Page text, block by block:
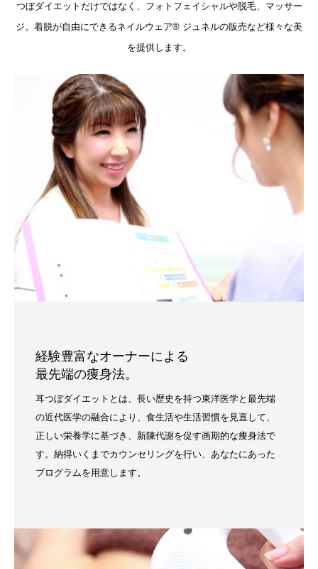
つぼダイエットだけではなく、フォトフェイシャルや脱毛、マッサー
ジ。着脱が自由にできるネイルウェア®︎ ジュネルの販売など様々な美
を提供します。
経験豊富なオーナーによる
最先端の痩身法。
耳つぼダイエットとは、長い歴史を持つ東洋医学と最先端
の近代医学の融合により、食生活や生活習慣を見直して、
正しい栄養学に基づき、新陳代謝を促す画期的な痩身法で
す。納得いくまでカウンセリングを行い、あなたにあった
プログラムを用意します。